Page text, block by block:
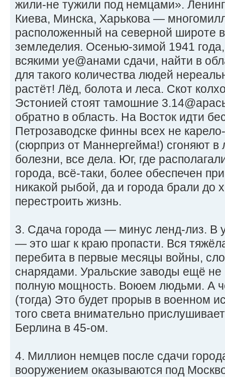
жили-не тужили под немцами».
Киева, Минска, Харькова —
расположенный на северной широте
земледелия. Осенью-зимой 1941
всякими уе@анами сдачи, найти в
для такого количества людей
растёт! Лёд, болота и леса. Скот
Эстонией стоят тамошние
обратно в область. На Восток идти
Петрозаводске финны всех не
(сюрприз от Маннергейма!) сгоняют в
болезни, все дела. Юг, где
города, всё-таки, более обеспечен
никакой рыбой, да и города брали до
перестроить жизнь.
3. Сдача города — минус ленд-лиз. В
— это шаг к краю пропасти. Вся
перебита в первые месяцы войны,
снарядами. Уральские заводы ещё не
полную мощность. Воюем людьми. А
(тогда) Это будет прорыв в военном
того света внимательно
Берлина в 45-ом.
4. Миллион немцев после сдачи
вооружением оказываются под